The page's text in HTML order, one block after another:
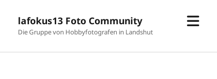
lafokus13 Foto Community
Die Gruppe von Hobbyfotografen in Landshut